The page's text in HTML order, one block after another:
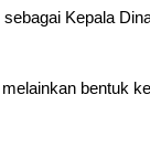
Kepala
bentuk